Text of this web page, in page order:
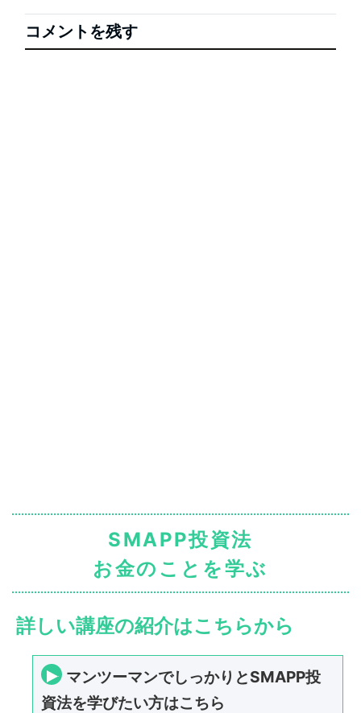
コメントを残す
SMAPP投資法
お金のことを学ぶ
詳しい講座の紹介はこちらから
マンツーマンでしっかりとSMAPP投
資法を学びたい方はこちら